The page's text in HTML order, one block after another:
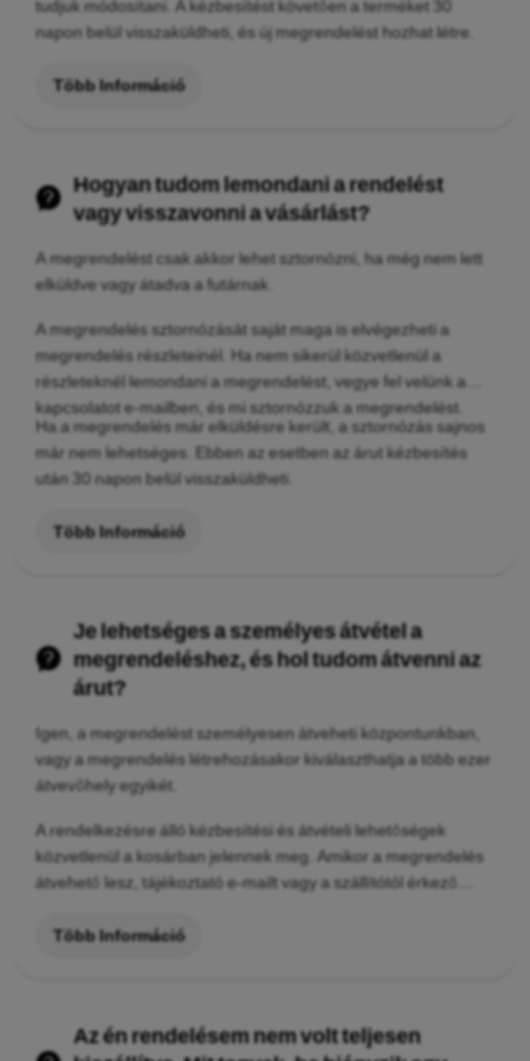
tudjuk módosítani. A kézbesítést követően a terméket 30
napon belül visszaküldheti, és új megrendelést hozhat létre.
Több Információ
Hogyan tudom lemondani a rendelést
vagy visszavonni a vásárlást?
A megrendelést csak akkor lehet sztornózni, ha még nem lett
elküldve vagy átadva a futárnak.
A megrendelés sztornózását saját maga is elvégezheti a
megrendelés részleteinél. Ha nem sikerül közvetlenül a
részleteknél lemondani a megrendelést, vegye fel velünk a
kapcsolatot e-mailben, és mi sztornózzuk a megrendelést.
Ha a megrendelés már elküldésre került, a sztornózás sajnos
már nem lehetséges. Ebben az esetben az árut kézbesítés
után 30 napon belül visszaküldheti.
Több Információ
Je lehetséges a személyes átvétel a
megrendeléshez, és hol tudom átvenni az
árut?
Igen, a megrendelést személyesen átveheti központunkban,
vagy a megrendelés létrehozásakor kiválaszthatja a több ezer
átvevőhely egyikét.
A rendelkezésre álló kézbesítési és átvételi lehetőségek
közvetlenül a kosárban jelennek meg. Amikor a megrendelés
átvehető lesz, tájékoztató e-mailt vagy a szállítótól érkező
Több Információ
Az én rendelésem nem volt teljesen